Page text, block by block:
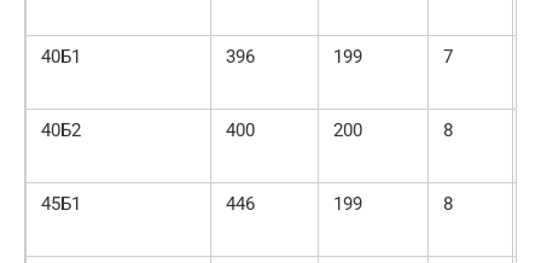
40Б1 396 199 7
40Б2 400 200 8
45Б1 446 199 8